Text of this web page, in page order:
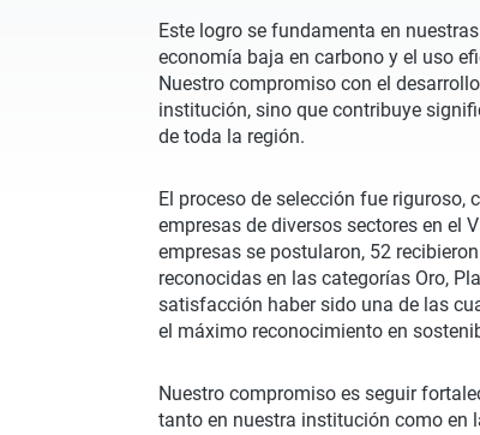
Este logro se fundamenta en
economía baja en carbono y el uso
Nuestro compromiso con el
institución, sino que contribuye
de toda la región.
El proceso de selección fue riguroso,
empresas de diversos sectores en el
empresas se postularon, 52
reconocidas en las categorías Oro,
satisfacción haber sido una de las
el máximo reconocimiento en
Nuestro compromiso es seguir
tanto en nuestra institución como en